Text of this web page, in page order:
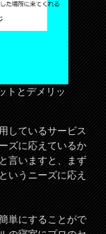
トとデメリッ
しているサービス
ズに応えているか
言いますと、まず
いうニーズに応え
単にすることがで